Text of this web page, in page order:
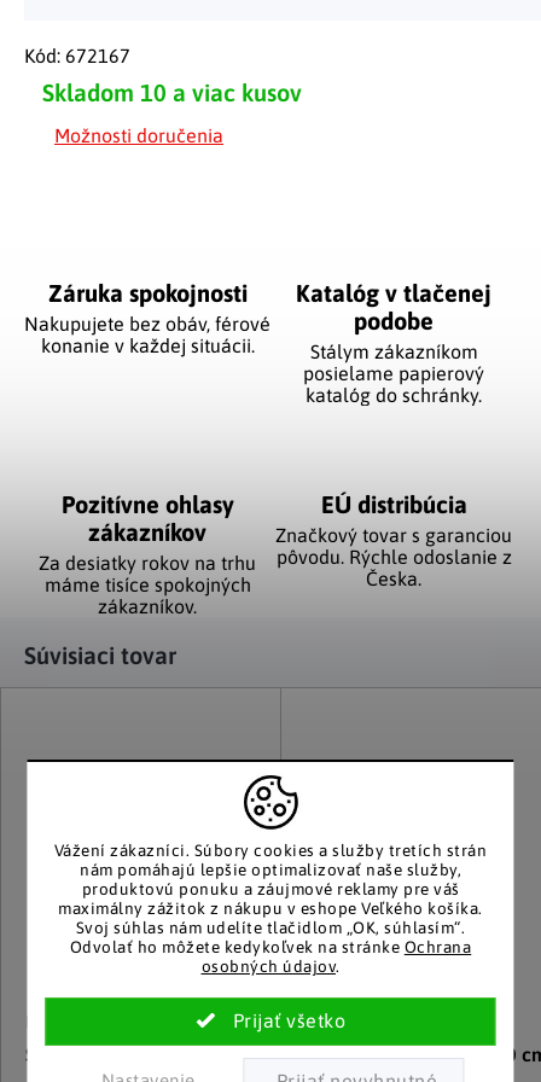
Vážení zákazníci. Súbory cookies a služby tretích strán
nám pomáhajú lepšie optimalizovať naše služby,
produktovú ponuku a záujmové reklamy pre váš
maximálny zážitok z nákupu v eshope Veľkého košíka.
Svoj súhlas nám udelíte tlačidlom „OK, súhlasím“.
Odvolať ho môžete kedykoľvek na stránke Ochrana
osobných údajov.
Skladom 10 a viac kusov
Možnosti doručenia
Kód: 672167
Záruka spokojnosti
Nakupujete bez obáv, férové
​​konanie v každej situácii.
Katalóg v tlačenej
podobe
Stálym zákazníkom
posielame papierový
katalóg do schránky.
Pozitívne ohlasy
zákazníkov
Za desiatky rokov na trhu
máme tisíce spokojných
zákazníkov.
EÚ distribúcia
Značkový tovar s garanciou
pôvodu. Rýchle odoslanie z
Česka.
Súvisiaci tovar
Haushalt international
Strašiaci vták Havran
Die moderne Hausfrau
Plašič vtákov Havran, 40